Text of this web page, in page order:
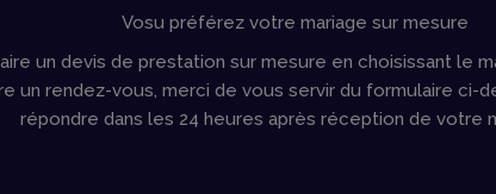
Vosu préférez votre mariage sur mesure
un devis de prestation sur mesure en choisissant
un rendez-vous, merci de vous servir du formulaire ci-
répondre dans les 24 heures après réception de votre